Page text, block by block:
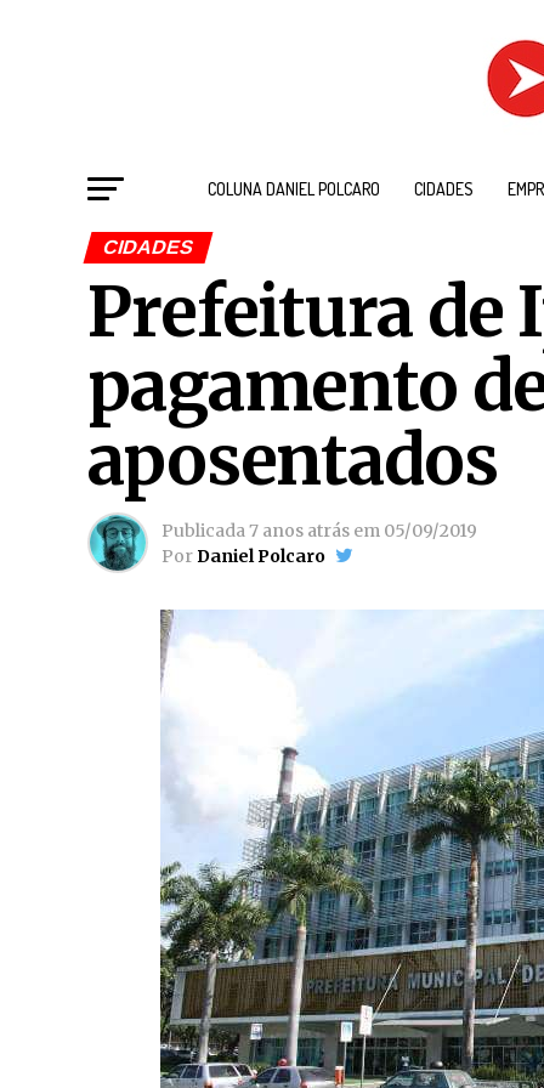
COLUNA DANIEL POLCARO CIDADES
CIDADES
Prefeitura de
pagamento
aposentados
Publicada7 anos atrás em 05/09/2019
PorDaniel Polcaro